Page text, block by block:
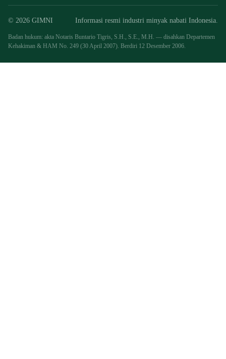
© 2026 GIMNI Informasi resmi industri minyak nabati Indonesia.
Badan hukum: akta Notaris Buntario Tigris, S.H., S.E., M.H. — disahkan Departemen
Kehakiman & HAM No. 249 (30 April 2007). Berdiri 12 Desember 2006.